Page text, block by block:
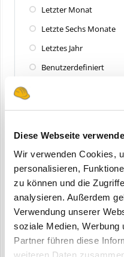
Diese Webseite
Wir verwenden Cookies,
personalisieren,
zu können und die
analysieren. Außerdem
Verwendung unserer
soziale Medien, Werbung
Partner führen diese
Letzter Monat
Letzte Sechs Monate
Letztes Jahr
Benutzerdefiniert
Zuletzt aktualisiert
Letzte 24 Stunden
Letzte Woche
Letzter Monat
Letzte Sechs Monate
Letztes Jahr
Benutzerdefiniert